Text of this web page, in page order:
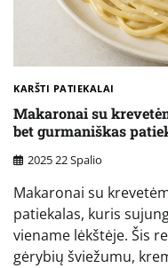
KARŠTI PATIEKALAI
Makaronai su
bet gurmaniškas
2025 22 Spalio
Makaronai su
patiekalas, kuris
viename lėkštėje. Šis
gėrybių šviežumu,